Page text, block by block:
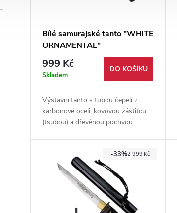
Bílé samurajské tanto "WHITE
ORNAMENTAL"
999 Kč
Skladem
DO KOŠÍKU
Výstavní tanto s tupou čepelí z
karbonové oceli, kovovou záštitou
(tsubou) a dřevěnou pochvou
LUCK, HARMONIOUS).
2 999 Kč
-33%